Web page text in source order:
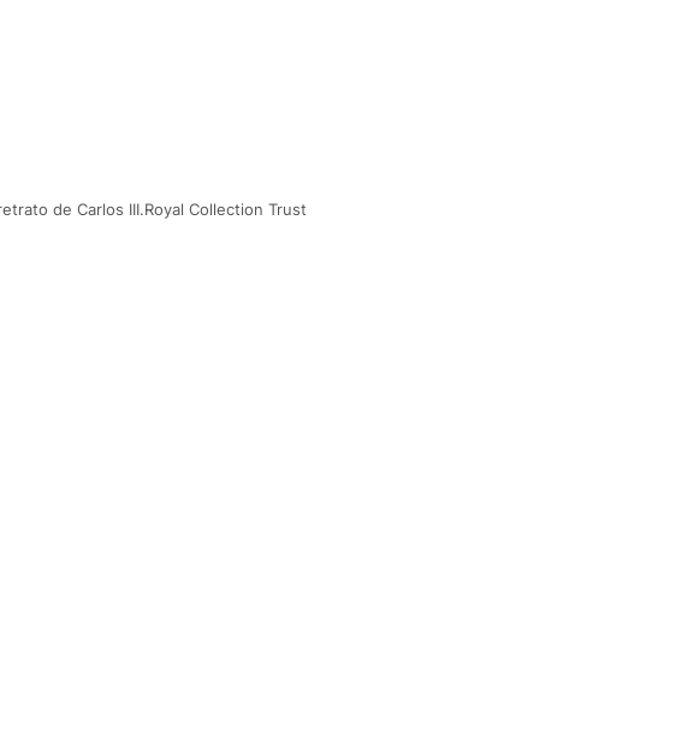
de Carlos III.Royal Collection Trust